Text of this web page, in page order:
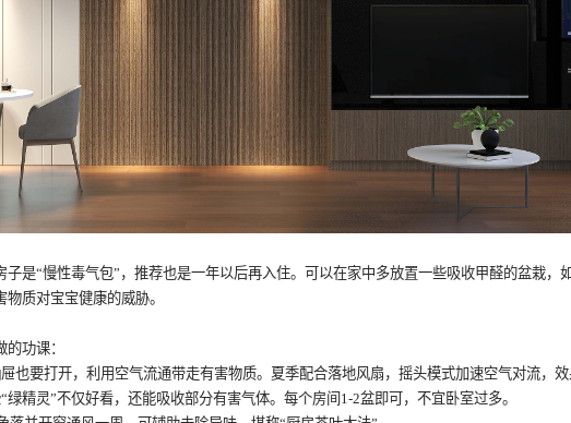
子是“慢性毒气包”，推荐也是一年以后再入住。可以在家中多放置一些吸收甲醛的盆栽，
物质对宝宝健康的威胁。
功课：
也要打开，利用空气流通带走有害物质。夏季配合落地风扇，摇头模式加速空气对流，
精灵”不仅好看，还能吸收部分有害气体。每个房间1-2盆即可，不宜卧室过多。